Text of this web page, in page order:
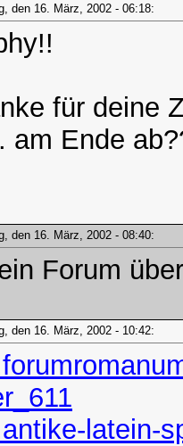
den 16. März, 2002 - 06:18:
für deine
am Ende
den 16. März, 2002 - 08:40:
Forum
den 16. März, 2002 - 10:42:
latein-